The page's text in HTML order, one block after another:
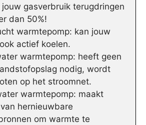
gasverbruik terugdringen
dan 50%!
warmtepomp: kan jouw
actief koelen.
warmtepomp: heeft geen
nodig, wordt
op het stroomnet.
warmtepomp: maakt
hernieuwbare
om warmte te